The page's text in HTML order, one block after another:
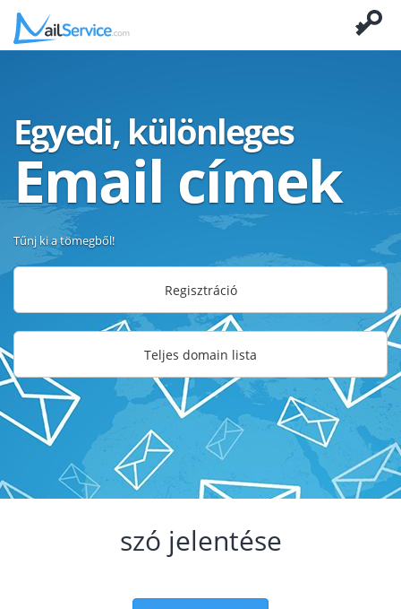
Egyedi, különleges
Email címek
Tűnj ki a tömegből!
Regisztráció
Teljes domain lista
szó jelentése